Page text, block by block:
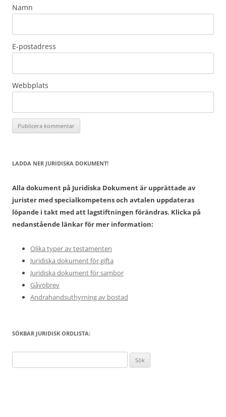
Namn
E-postadress
Webbplats
LADDA NER JURIDISKA DOKUMENT!
Alla dokument på Juridiska Dokument är upprättade av
jurister med specialkompetens och avtalen uppdateras
löpande i takt med att lagstiftningen förändras. Klicka på
nedanstående länkar för mer information:
Olika typer av testamenten
Juridiska dokument för gifta
Juridiska dokument för sambor
Gåvobrev
Andrahandsuthyrning av bostad
SÖKBAR JURIDISK ORDLISTA:
efter: